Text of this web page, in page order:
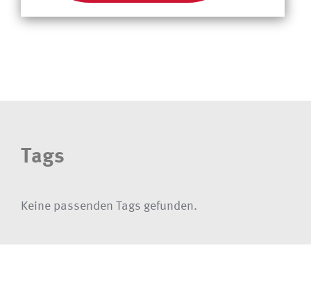
Tags
Keine passenden Tags gefunden.